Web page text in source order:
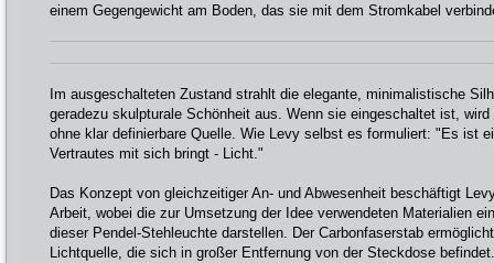
einem Gegengewicht am Boden, das sie mit dem Stromkabel
Im ausgeschalteten Zustand strahlt die elegante, minimalistische
geradezu skulpturale Schönheit aus. Wenn sie eingeschaltet ist,
ohne klar definierbare Quelle. Wie Levy selbst es formuliert: "Es ist
Vertrautes mit sich bringt - Licht."
Das Konzept von gleichzeitiger An- und Abwesenheit beschäftigt
Arbeit, wobei die zur Umsetzung der Idee verwendeten Materialien
dieser Pendel-Stehleuchte darstellen. Der Carbonfaserstab
Lichtquelle, die sich in großer Entfernung von der Steckdose